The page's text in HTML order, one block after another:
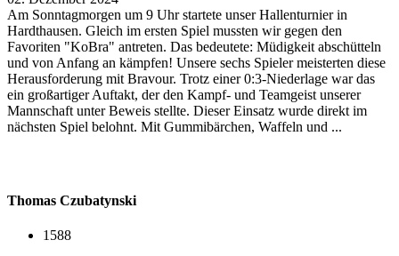
Am Sonntagmorgen um 9 Uhr startete unser Hallenturnier in
Hardthausen. Gleich im ersten Spiel mussten wir gegen den
Favoriten "KoBra" antreten. Das bedeutete: Müdigkeit abschütteln
und von Anfang an kämpfen! Unsere sechs Spieler meisterten diese
Herausforderung mit Bravour. Trotz einer 0:3-Niederlage war das
ein großartiger Auftakt, der den Kampf- und Teamgeist unserer
Mannschaft unter Beweis stellte. Dieser Einsatz wurde direkt im
nächsten Spiel belohnt. Mit Gummibärchen, Waffeln und ...
Thomas Czubatynski
1588